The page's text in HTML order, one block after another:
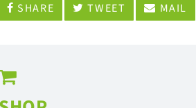
SHARE TWEET MAIL